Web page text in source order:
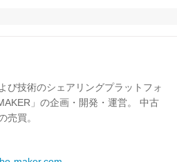
び技術のシェアリングプラットフォ
」の企画・開発・運営。 中古
売買。